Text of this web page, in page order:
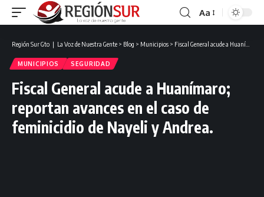
Aa
Región Sur Gto ❘ La Voz de Nuestra Gente > Blog > Municipios > Fiscal General acude a Huanímaro; reportan avances en el caso de feminicidio de Nayeli y Andrea.
MUNICIPIOS SEGURIDAD
Fiscal General acude a Huanímaro;
reportan avances en el caso de
feminicidio de Nayeli y Andrea.